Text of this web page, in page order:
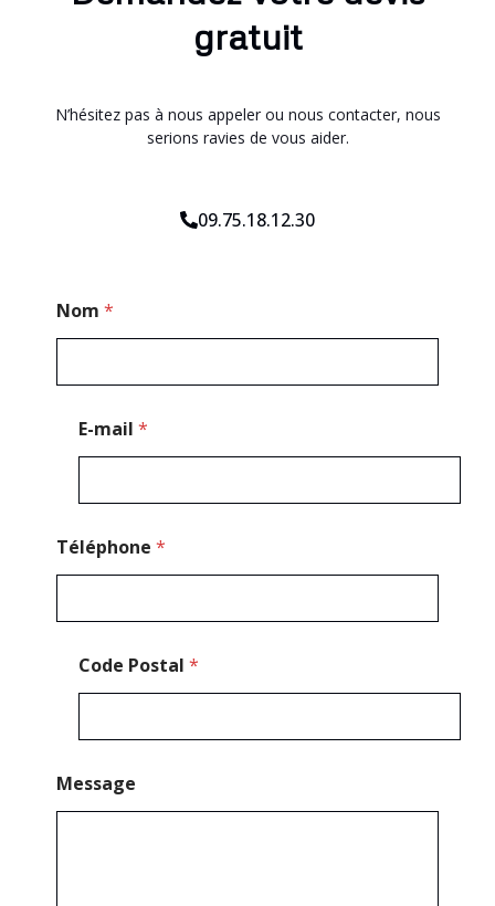
gratuit
N’hésitez pas à nous appeler ou nous contacter, nous
serions ravies de vous aider.
09.75.18.12.30
Nom *
E-mail *
Téléphone *
Code Postal *
Message